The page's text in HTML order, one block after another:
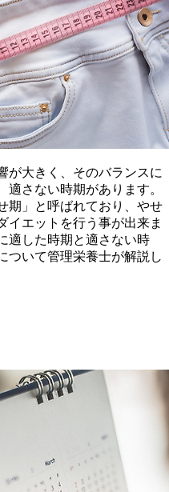
が大きく、そのバランスに
適さない時期があります。
期」と呼ばれており、やせ
イエットを行う事が出来ま
適した時期と適さない時
ついて管理栄養士が解説し